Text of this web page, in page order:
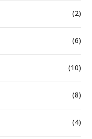
(2)
(6)
(10)
(8)
(4)